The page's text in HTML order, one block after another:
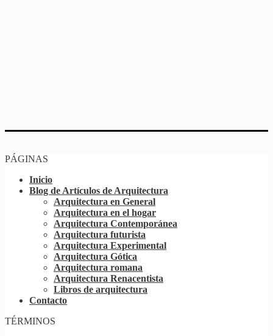
PÁGINAS
Inicio
Blog de Artículos de Arquitectura
Arquitectura en General
Arquitectura en el hogar
Arquitectura Contemporánea
Arquitectura futurista
Arquitectura Experimental
Arquitectura Gótica
Arquitectura romana
Arquitectura Renacentista
Libros de arquitectura
Contacto
TÉRMINOS